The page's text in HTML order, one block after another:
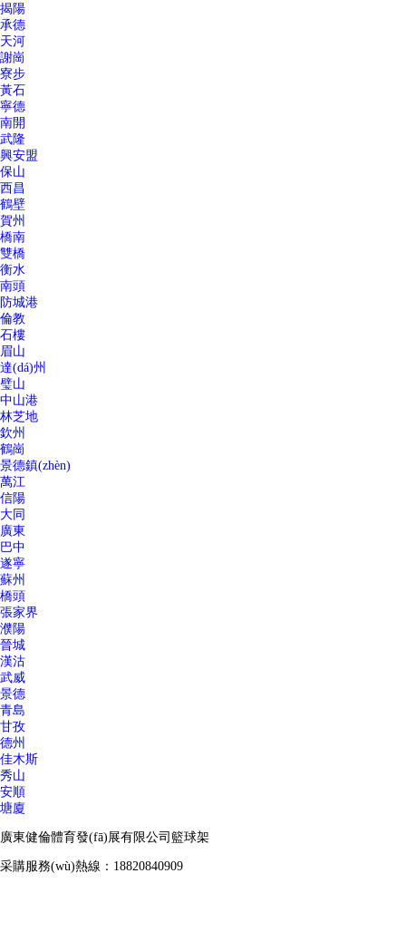
揭陽
承德
天河
謝崗
寮步
黃石
寧德
南開
武隆
興安盟
保山
西昌
鶴壁
賀州
橋南
雙橋
衡水
南頭
防城港
倫教
石樓
眉山
達(dá)州
璧山
中山港
林芝地
欽州
鶴崗
景德鎮(zhèn)
萬江
信陽
大同
廣東
巴中
遂寧
蘇州
橋頭
張家界
濮陽
晉城
漢沽
武威
景德
青島
甘孜
德州
佳木斯
秀山
安順
塘廈
廣東健倫體育發(fā)展有限公司籃球架
采購服務(wù)熱線：18820840909